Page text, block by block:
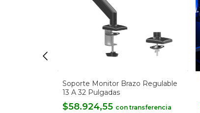
Soporte Monitor Brazo Regulable
13 A 32 Pulgadas
$58.924,55 con